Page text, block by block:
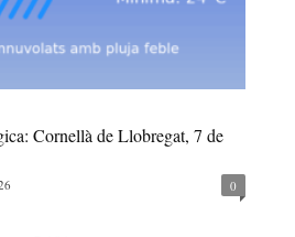
Cornellà de Llobregat, 7 de
0